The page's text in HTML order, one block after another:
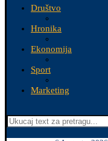
Društvo
Hronika
Ekonomija
Sport
Marketing